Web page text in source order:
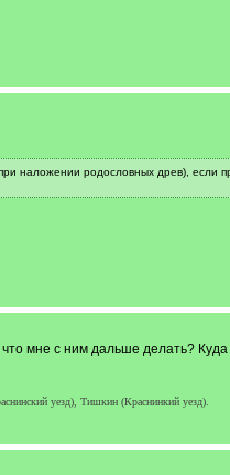
наложении родословных древ), если
мне с ним дальше делать? Куда
уезд), Тишкин (Краснинкий уезд).